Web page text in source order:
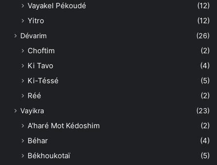
Vayakel Pékoudé
(12)
Yitro
(12)
Dévarim (26)
Choftim
(2)
Ki Tavo
(4)
Ki-Téssé
(5)
Réé
(2)
Vayikra (23)
A'haré Mot Kédoshim
(2)
Béhar
(4)
Békhoukotaï
(5)